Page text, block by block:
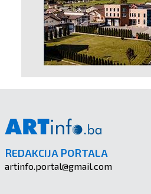
REDAKCIJA PORTALA
artinfo.portal@gmail.com